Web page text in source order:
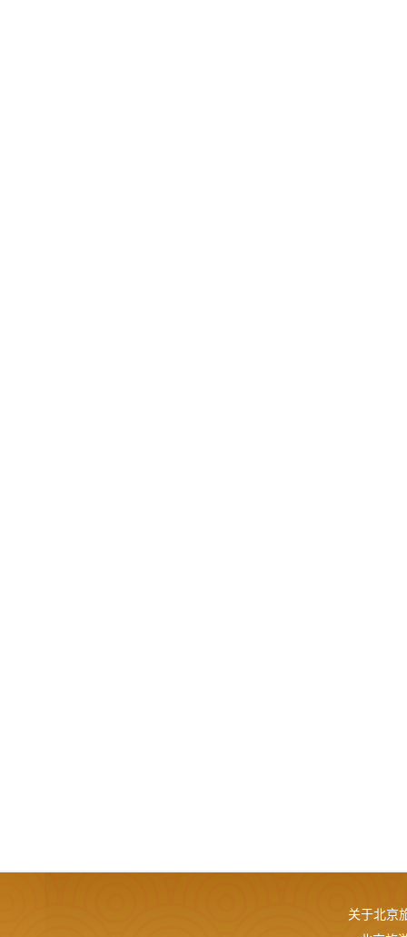
关于北京